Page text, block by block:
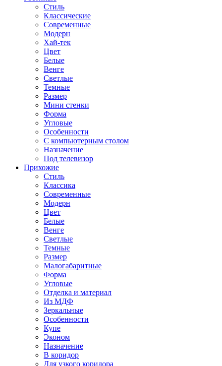
Стиль
Классические
Современные
Модерн
Хай-тек
Цвет
Белые
Венге
Светлые
Темные
Размер
Мини стенки
Форма
Угловые
Особенности
С компьютерным столом
Назначение
Под телевизор
Прихожие
Стиль
Классика
Современные
Модерн
Цвет
Белые
Венге
Светлые
Темные
Размер
Малогабаритные
Форма
Угловые
Отделка и материал
Из МДФ
Зеркальные
Особенности
Купе
Эконом
Назначение
В коридор
Для узкого коридора